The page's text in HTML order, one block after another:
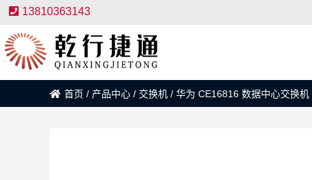
13810363143
首页 / 产品中心 / 交换机 / 华为 CE16816 数据中心交换机